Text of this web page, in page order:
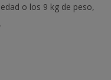
o los 9 kg de peso,